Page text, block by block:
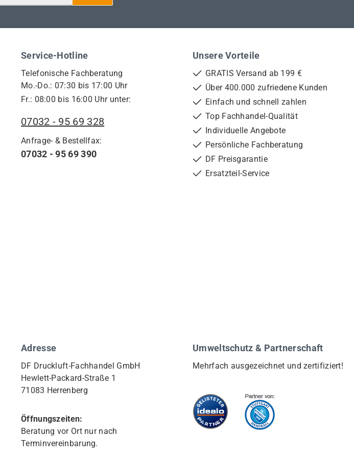
Service-Hotline
Telefonische Fachberatung
Mo.-Do.: 07:30 bis 17:00 Uhr
Fr.: 08:00 bis 16:00 Uhr unter:
07032 - 95 69 328
Anfrage- & Bestellfax:
07032 - 95 69 390
Unsere Vorteile
GRATIS Versand ab 199 €
Über 400.000 zufriedene Kunden
Einfach und schnell zahlen
Top Fachhandel-Qualität
Individuelle Angebote
Persönliche Fachberatung
DF Preisgarantie
Ersatzteil-Service
Adresse
DF Druckluft-Fachhandel GmbH
Hewlett-Packard-Straße 1
71083 Herrenberg
Öffnungszeiten:
Beratung vor Ort nur nach
Terminvereinbarung.
Umweltschutz & Partnerschaft
Mehrfach ausgezeichnet und zertifiziert!